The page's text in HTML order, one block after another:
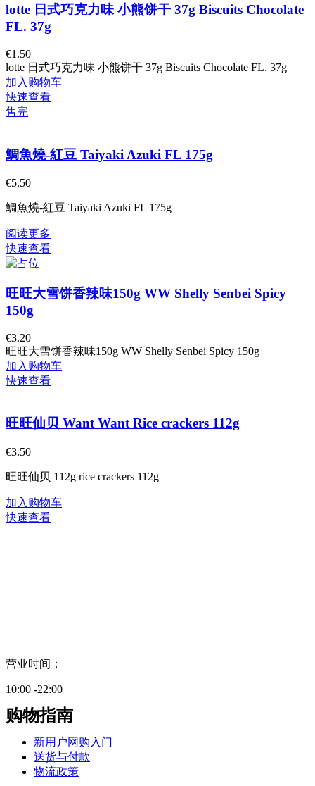
lotte 日式巧克力味 小熊饼干 37g Biscuits Chocolate
FL. 37g
€1.50
lotte 日式巧克力味 小熊饼干 37g Biscuits Chocolate FL. 37g
加入购物车
快速查看
售完
鯛魚燒-紅豆 Taiyaki Azuki FL 175g
€5.50
鯛魚燒-紅豆 Taiyaki Azuki FL 175g
阅读更多
快速查看
旺旺大雪饼香辣味150g WW Shelly Senbei Spicy
150g
€3.20
旺旺大雪饼香辣味150g WW Shelly Senbei Spicy 150g
加入购物车
快速查看
旺旺仙贝 Want Want Rice crackers 112g
€3.50
旺旺仙贝 112g rice crackers 112g
加入购物车
快速查看
营业时间：
10:00 -22:00
购物指南
新用户网购入门
送货与付款
物流政策